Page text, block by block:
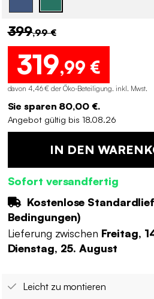
399,99 €
319,99 €
davon 4,46 € der Öko-Beteiligung. inkl. Mwst.
Sie sparen 80,00 €.
Angebot gültig bis 18.08.26
IN DEN
Sofort versandfertig
Kostenlose
Bedingungen)
Lieferung zwischen Freitag,
Dienstag, 25. August
Leicht zu montieren